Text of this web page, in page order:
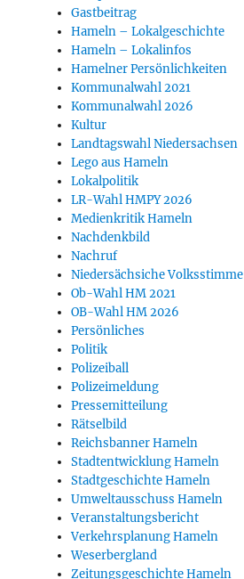
Gastbeitrag
Hameln – Lokalgeschichte
Hameln – Lokalinfos
Hamelner Persönlichkeiten
Kommunalwahl 2021
Kommunalwahl 2026
Kultur
Landtagswahl Niedersachsen
Lego aus Hameln
Lokalpolitik
LR-Wahl HMPY 2026
Medienkritik Hameln
Nachdenkbild
Nachruf
Niedersächsiche Volksstimme
Ob-Wahl HM 2021
OB-Wahl HM 2026
Persönliches
Politik
Polizeiball
Polizeimeldung
Pressemitteilung
Rätselbild
Reichsbanner Hameln
Stadtentwicklung Hameln
Stadtgeschichte Hameln
Umweltausschuss Hameln
Veranstaltungsbericht
Verkehrsplanung Hameln
Weserbergland
Zeitungsgeschichte Hameln